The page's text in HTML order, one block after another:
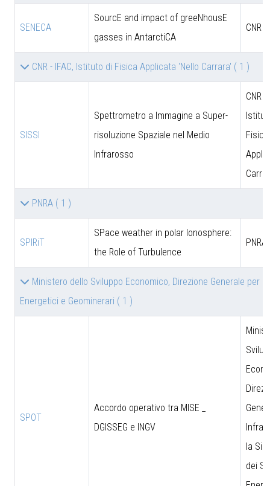
SENECA
SourcE and impact of greeNhousE
gasses in AntarctiCA
CNR
CNR - IFAC, Istituto di Fisica Applicata 'Nello Carrara' ( 1 )
SISSI
Spettrometro a Immagine a Super-
risoluzione Spaziale nel Medio
Infrarosso
CNR -
Fisica
PNRA ( 1 )
SPIRiT
SPace weather in polar Ionosphere:
the Role of Turbulence
PNRA
Ministero dello Sviluppo Economico, Direzione Generale per
Energetici e Geominerari ( 1 )
SPOT
Accordo operativo tra MISE _
DGISSEG e INGV
la
dei